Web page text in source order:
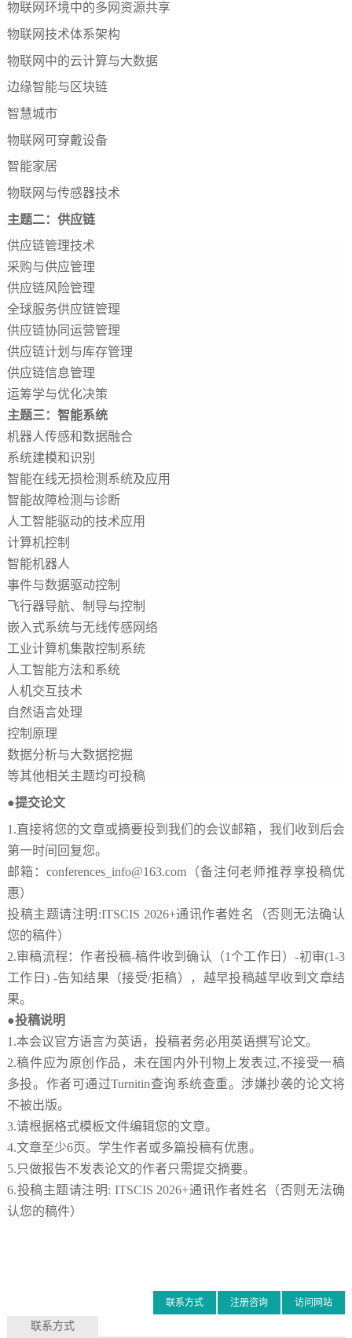
物联网环境中的多网资源共享
物联网技术体系架构
物联网中的云计算与大数据
边缘智能与区块链
智慧城市
物联网可穿戴设备
智能家居
物联网与传感器技术
主题二：供应链
供应链管理技术
采购与供应管理
供应链风险管理
全球服务供应链管理
供应链协同运营管理
供应链计划与库存管理
供应链信息管理
运筹学与优化决策
主题三：智能系统
机器人传感和数据融合
系统建模和识别
智能在线无损检测系统及应用
智能故障检测与诊断
人工智能驱动的技术应用
计算机控制
智能机器人
事件与数据驱动控制
飞行器导航、制导与控制
嵌入式系统与无线传感网络
工业计算机集散控制系统
人工智能方法和系统
人机交互技术
自然语言处理
控制原理
数据分析与大数据挖掘
等其他相关主题均可投稿
●提交论文
1 .直接将您的文章或摘要投到我们的会议邮箱，我们收到后会
第一时间回复您。
邮箱：conferences_info@163.com（备注何老师推荐享投稿优
惠）
投稿主题请注明 :ITSCIS 2026+通讯作者姓名（否则无法确认
您的稿件）
2.审稿流程：作者投稿-稿件收到确认（1个工作日）-初审(1-3
工作日) -告知结果（接受/拒稿），越早投稿越早收到文章结
果。
●投稿说明
1.本会议官方语言为英语，投稿者务必用英语撰写论文。
2.稿件应为原创作品，未在国内外刊物上发表过,不接受一稿
多投。作者可通过Turnitin查询系统查重。涉嫌抄袭的论文将
不被出版。
3.请根据格式模板文件编辑您的文章。
4.文章至少6页。学生作者或多篇投稿有优惠。
5.只做报告不发表论文的作者只需提交摘要。
6.投稿主题请注明: ITSCIS 2026+通讯作者姓名（否则无法确
认您的稿件）
访问网站
注册咨询
联系方式
联系方式